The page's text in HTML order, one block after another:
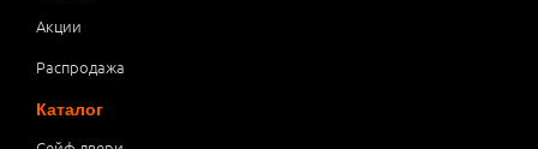
Акции
Распродажа
Каталог